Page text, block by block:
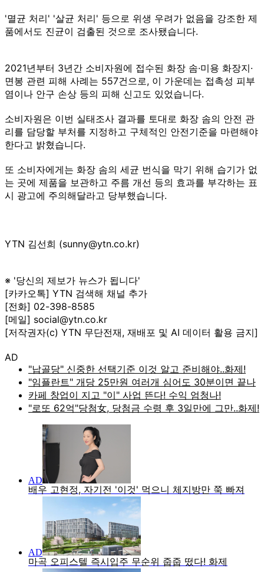
'멸균 처리' '살균 처리' 등으로 위생 우려가 없음을 강조한 제
품에서도 진균이 검출된 것으로 조사됐습니다.
2021년부터 3년간 소비자원에 접수된 화장 솜·미용 화장지·
면봉 관련 피해 사례는 557건으로, 이 가운데는 접촉성 피부
염이나 안구 손상 등의 피해 신고도 있었습니다.
소비자원은 이번 실태조사 결과를 토대로 화장 솜의 안전 관
리를 담당할 부처를 지정하고 구체적인 안전기준을 마련해야
한다고 밝혔습니다.
또 소비자에게는 화장 솜의 세균 번식을 막기 위해 습기가 없
는 곳에 제품을 보관하고 주름 개선 등의 효과를 부각하는 표
시 광고에 주의해달라고 당부했습니다.
YTN 김선희 (sunny@ytn.co.kr)
※ '당신의 제보가 뉴스가 됩니다'
[카카오톡] YTN 검색해 채널 추가
[전화] 02-398-8585
[메일] social@ytn.co.kr
[저작권자(c) YTN 무단전재, 재배포 및 AI 데이터 활용 금지]
AD